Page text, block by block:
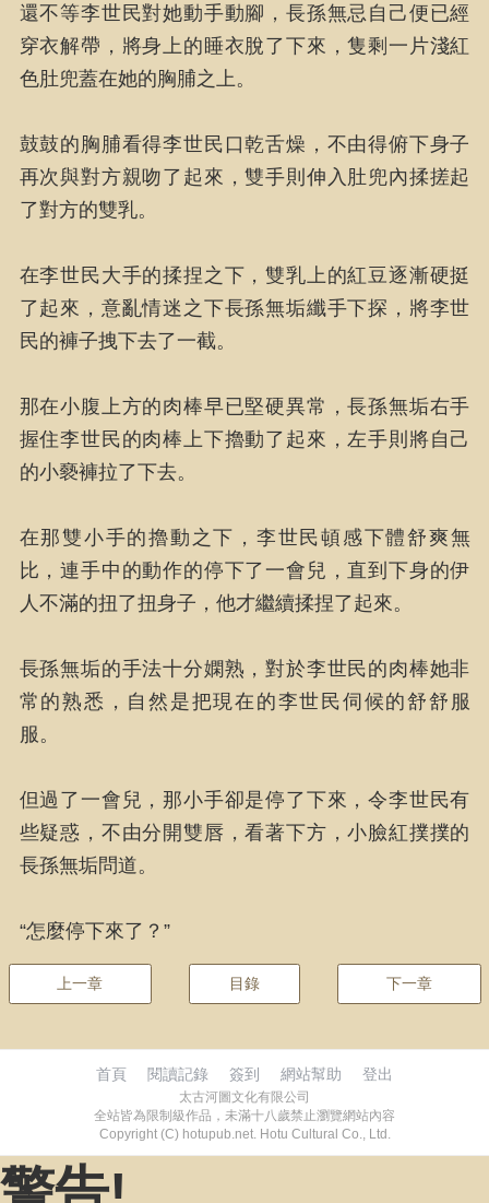
還不等李世民對她動手動腳，長孫無忌自己便已經
穿衣解帶，將身上的睡衣脫了下來，隻剩一片淺紅
色肚兜蓋在她的胸脯之上。
鼓鼓的胸脯看得李世民口乾舌燥，不由得俯下身子
再次與對方親吻了起來，雙手則伸入肚兜內揉搓起
了對方的雙乳。
在李世民大手的揉捏之下，雙乳上的紅豆逐漸硬挺
了起來，意亂情迷之下長孫無垢纖手下探，將李世
民的褲子拽下去了一截。
那在小腹上方的肉棒早已堅硬異常，長孫無垢右手
握住李世民的肉棒上下擼動了起來，左手則將自己
的小褻褲拉了下去。
在那雙小手的擼動之下，李世民頓感下體舒爽無
比，連手中的動作的停下了一會兒，直到下身的伊
人不滿的扭了扭身子，他才繼續揉捏了起來。
長孫無垢的手法十分嫻熟，對於李世民的肉棒她非
常的熟悉，自然是把現在的李世民伺候的舒舒服
服。
但過了一會兒，那小手卻是停了下來，令李世民有
些疑惑，不由分開雙唇，看著下方，小臉紅撲撲的
長孫無垢問道。
“怎麼停下來了？”
上一章 目錄 下一章
首頁 閱讀記錄 簽到 網站幫助 登出
太古河圖文化有限公司
全站皆為限制級作品，未滿十八歲禁止瀏覽網站內容
Copyright (C) hotupub.net. Hotu Cultural Co., Ltd.